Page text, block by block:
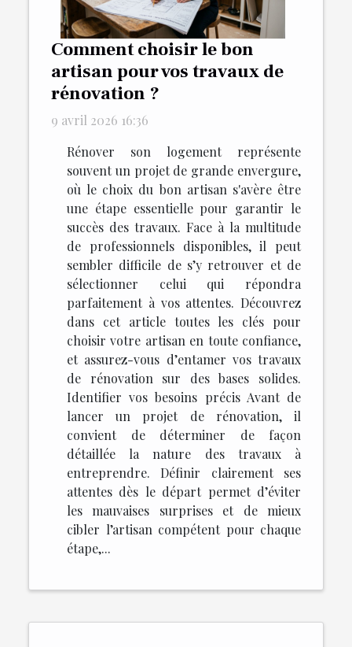
Comment choisir le bon
artisan pour vos travaux de
rénovation ?
9 avril 2026 16:36
Rénover son logement représente
souvent un projet de grande envergure,
où le choix du bon artisan s'avère être
une étape essentielle pour garantir le
succès des travaux. Face à la multitude
de professionnels disponibles, il peut
sembler difficile de s’y retrouver et de
sélectionner celui qui répondra
parfaitement à vos attentes. Découvrez
dans cet article toutes les clés pour
choisir votre artisan en toute confiance,
et assurez-vous d’entamer vos travaux
de rénovation sur des bases solides.
Identifier vos besoins précis Avant de
lancer un projet de rénovation, il
convient de déterminer de façon
détaillée la nature des travaux à
entreprendre. Définir clairement ses
attentes dès le départ permet d’éviter
les mauvaises surprises et de mieux
cibler l’artisan compétent pour chaque
étape,...